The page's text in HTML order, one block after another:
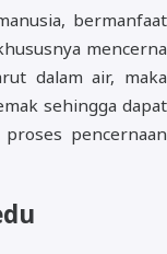
bermanfaat
mencerna
dalam air, maka
sehingga dapat
pencernaan